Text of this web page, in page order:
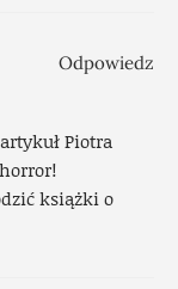
Piotra
książki o
Odpowiedz